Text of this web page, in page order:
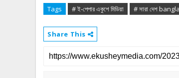
Tags # ই-পেপার একুশে মিডিয়া # সারা দেশ
Share This